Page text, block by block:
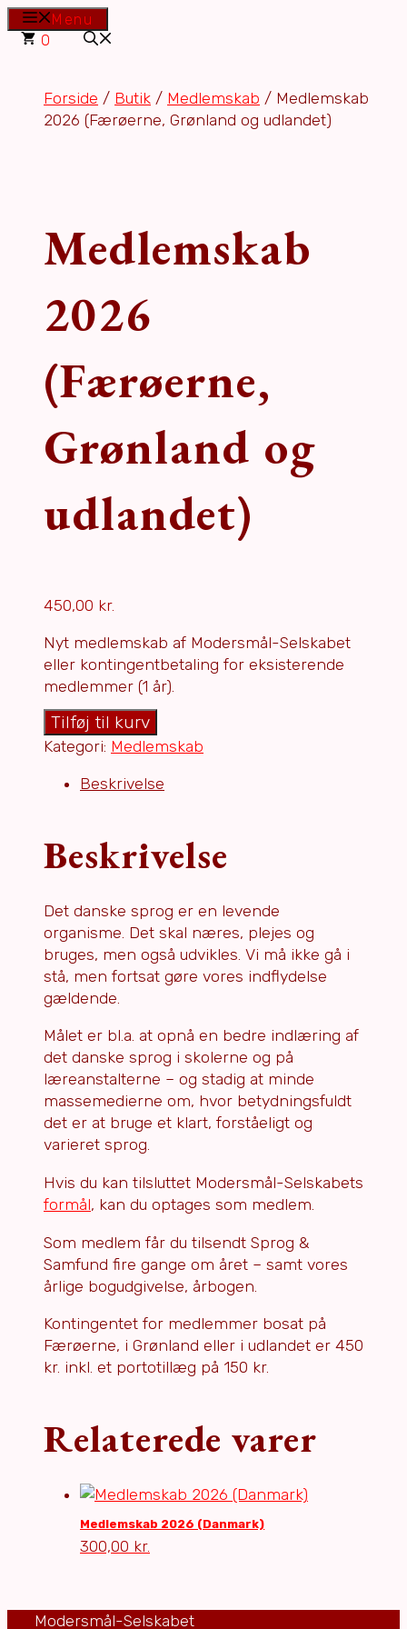
Hop
Menu
0
Forside / Butik / Medlemskab / Medlemskab
2026 (Færøerne, Grønland og udlandet)
Medlemskab
2026
(Færøerne,
Grønland og
udlandet)
450,00 kr.
Nyt medlemskab af Modersmål-Selskabet
eller kontingentbetaling for eksisterende
medlemmer (1 år).
Medlemskab
2026
Grønland
antal
Tilføj til kurv
Kategori: Medlemskab
Beskrivelse
Beskrivelse
Det danske sprog er en levende
organisme. Det skal næres, plejes og
bruges, men også udvikles. Vi må ikke gå i
stå, men fortsat gøre vores indflydelse
gældende.
Målet er bl.a. at opnå en bedre indlæring af
det danske sprog i skolerne og på
læreanstalterne – og stadig at minde
massemedierne om, hvor betydningsfuldt
det er at bruge et klart, forståeligt og
varieret sprog.
Hvis du kan tilsluttet Modersmål-Selskabets
formål, kan du optages som medlem.
Som medlem får du tilsendt Sprog &
Samfund fire gange om året – samt vores
årlige bogudgivelse, årbogen.
Kontingentet for medlemmer bosat på
Færøerne, i Grønland eller i udlandet er 450
kr. inkl. et portotillæg på 150 kr.
Relaterede varer
Medlemskab 2026 (Danmark)
300,00 kr.
Modersmål-Selskabet